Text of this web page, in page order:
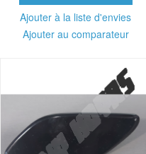
Ajouter à la liste d'envies
Ajouter au comparateur